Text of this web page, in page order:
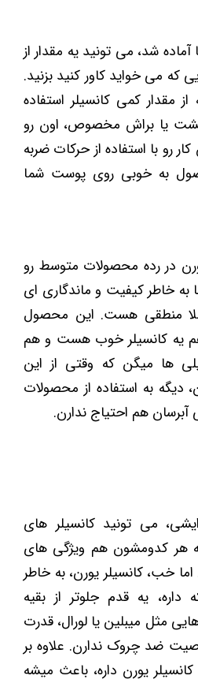
شد، می تونید یه مقدار از
که می خواید کاور کنید بزنید.
مقدار کمی کانسیلر استفاده
یا براش مخصوص، اون رو
رو با استفاده از حرکات ضربه
به خوبی روی پوست شما
در رده محصولات متوسط رو
به خاطر کیفیت و ماندگاری ای
منطقی هست. این محصول
یه کانسیلر خوب هست و هم
ها میگن که وقتی از این
دیگه به استفاده از محصولات
آبرسان هم احتیاج ندارن.
می تونید کانسیلر های
هر کدومشون هم ویژگی های
خب، کانسیلر یورن، به خاطر
یه قدم جلوتر از بقیه
مثل میبلین یا لورال، قدرت
ضد چروک ندارن. علاوه بر
یورن داره، باعث میشه